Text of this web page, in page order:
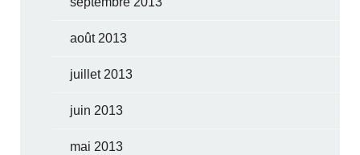
août 2013
juillet 2013
juin 2013
mai 2013